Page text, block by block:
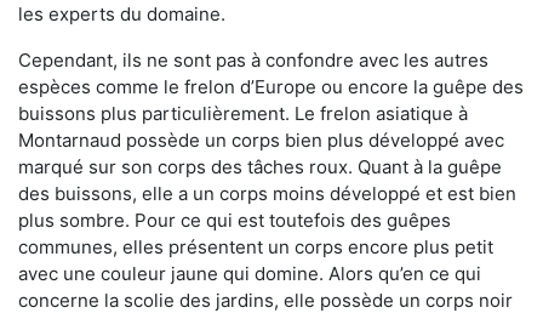
les experts du domaine.
Cependant, ils ne sont pas à confondre avec les autres
espèces comme le frelon d’Europe ou encore la guêpe des
buissons plus particulièrement. Le frelon asiatique à
Montarnaud possède un corps bien plus développé avec
marqué sur son corps des tâches roux. Quant à la guêpe
des buissons, elle a un corps moins développé et est bien
plus sombre. Pour ce qui est toutefois des guêpes
communes, elles présentent un corps encore plus petit
avec une couleur jaune qui domine. Alors qu’en ce qui
concerne la scolie des jardins, elle possède un corps noir